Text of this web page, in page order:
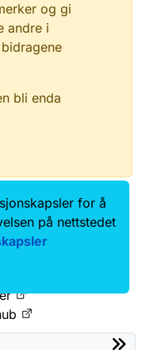
og gi
andre i
bli enda
oss
for å
på nettstedet